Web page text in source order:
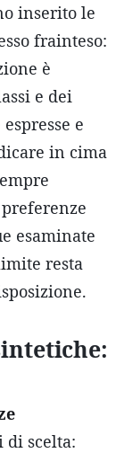
inserito le
frainteso:
è
e dei
e
in cima
esaminate
resta
di scelta: